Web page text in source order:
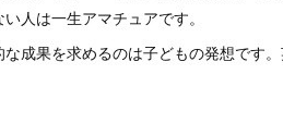
人は一生アマチュアです。
成果を求めるのは子どもの発想です。